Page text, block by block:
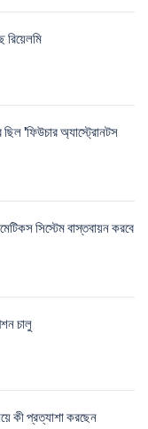
রিয়েলমি
ছিল 'ফিউচার অ্যাস্ট্রোনটস
সিস্টেম বাস্তবায়ন করবে
চালু
কী প্রত্যাশা করছেন